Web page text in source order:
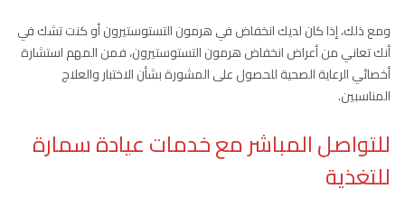
ومع ذلك، إذا كان لديك انخفاض في هرمون التستوستيرون أو كنت تشك في
أنك تعاني من أعراض انخفاض هرمون التستوستيرون، فمن المهم استشارة
أخصائي الرعاية الصحية للحصول على المشورة بشأن الاختبار والعلاج
المناسبين.
للتواصل المباشر مع خدمات عيادة سمارة
للتغذية